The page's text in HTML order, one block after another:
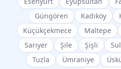
Güngören
Kadıköy
Küçükçekmece
Maltepe
Sarıyer
Şile Şişli
Tuzla
Ümraniye